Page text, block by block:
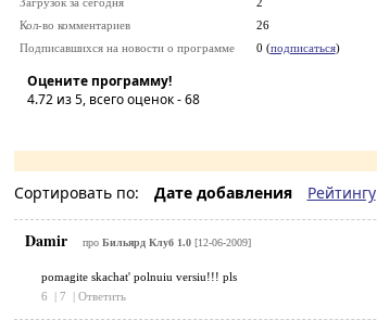
Кол-во комментариев
26
Подписавшихся на новости о программе
0 (подписаться)
Оцените программу!
4.72из 5, всего оценок -68
Сортировать по: Дате добавления Рейтингу
Damir про Бильярд Клуб 1.0[12-06-2009]
pomagite skachat' polnuiu versiu!!! pls
6
| 7 | Ответить